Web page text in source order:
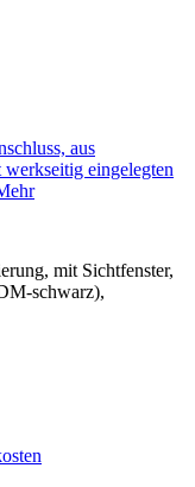
aus
eingelegten
mit Sichtfenster,
schwarz),